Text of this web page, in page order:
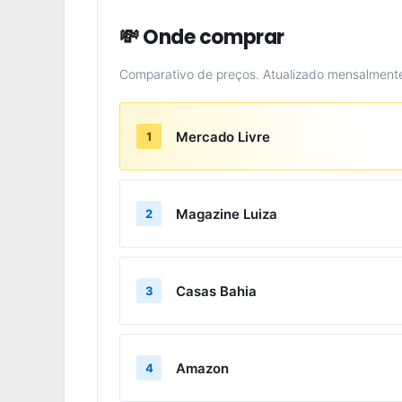
💸 Onde comprar
Comparativo de preços. Atualizado
1 Mercado Livre
2 Magazine Luiza
3 Casas Bahia
4 Amazon